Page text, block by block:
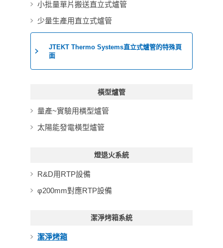
小批量單片搬送直立式爐管
少量生產用直立式爐管
JTEKT Thermo Systems直立式爐管的特殊頁
面
橫型爐管
量產~實驗用橫型爐管
太陽能發電橫型爐管
燈退火系統
R&D用RTP設備
φ200mm對應RTP設備
潔淨烤箱系統
潔淨烤箱